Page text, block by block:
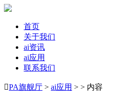
首页
关于我们
ai资讯
ai应用
联系我们
PA旗舰厅 > ai应用 > > 内容